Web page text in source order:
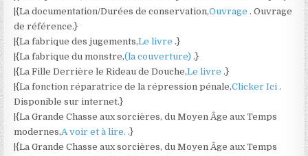
|{La documentation/Durées de conservation,Ouvrage. Ouvrage
de référence.}
|{La fabrique des jugements,Le livre.}
|{La fabrique du monstre,(la couverture).}
|{La Fille Derrière le Rideau de Douche,Le livre.}
|{La fonction réparatrice de la répression pénale,Clicker Ici.
Disponible sur internet.}
|{La Grande Chasse aux sorcières, du Moyen Âge aux Temps
modernes,A voir et à lire..}
|{La Grande Chasse aux sorcières, du Moyen Âge aux Temps